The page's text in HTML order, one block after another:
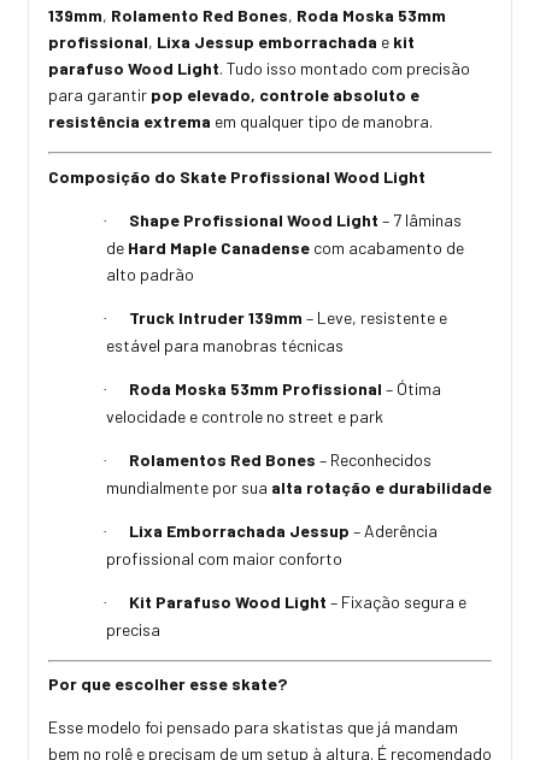
139mm, Rolamento Red Bones, Roda Moska 53mm
profissional, Lixa Jessup emborrachada e kit
parafuso Wood Light. Tudo isso montado com precisão
para garantir pop elevado, controle absoluto e
resistência extrema em qualquer tipo de manobra.
Composição do Skate Profissional Wood Light
· Shape Profissional Wood Light – 7 lâminas
de Hard Maple Canadense com acabamento de
alto padrão
· Truck Intruder 139mm – Leve, resistente e
estável para manobras técnicas
· Roda Moska 53mm Profissional – Ótima
velocidade e controle no street e park
· Rolamentos Red Bones – Reconhecidos
mundialmente por sua alta rotação e durabilidade
· Lixa Emborrachada Jessup – Aderência
profissional com maior conforto
· Kit Parafuso Wood Light – Fixação segura e
precisa
Por que escolher esse skate?
Esse modelo foi pensado para skatistas que já mandam
bem no rolê e precisam de um setup à altura. É recomendado